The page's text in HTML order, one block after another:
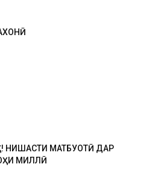
НИШАСТИ МАТБУОТӢ ДАР
МИЛЛӢ